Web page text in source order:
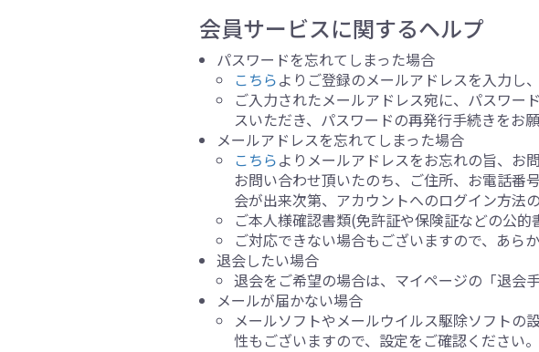
会員サービスに関するヘルプ
パスワードを忘れてしまった場合
こちらよりご登録のメールアドレスを入力し
ご入力されたメールアドレス宛に、パスワー
スいただき、パスワードの再発行手続きをお願
メールアドレスを忘れてしまった場合
こちらよりメールアドレスをお忘れの旨、お
お問い合わせ頂いたのち、ご住所、お電話番
会が出来次第、アカウントへのログイン方法
ご本人様確認書類(免許証や保険証などの公
ご対応できない場合もございますので、あら
退会したい場合
退会をご希望の場合は、マイページの「退会
メールが届かない場合
メールソフトやメールウイルス駆除ソフトの
性もございますので、設定をご確認ください。